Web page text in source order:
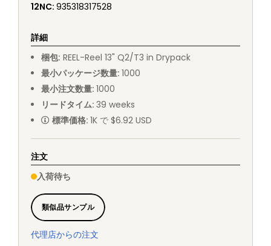
12NC: 935318317528
詳細
梱包: REEL-Reel 13" Q2/T3 in Drypack
最小パッケージ数量: 1000
最小注文数量: 1000
リードタイム: 39 weeks
標準価格: 1K で $6.92 USD
注文
入荷待ち
類似品サンプル
代理店からの注文